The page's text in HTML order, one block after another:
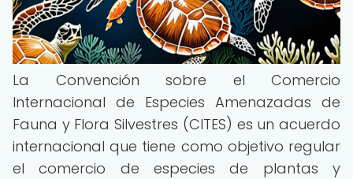
La Convención sobre el Comercio
Internacional de Especies Amenazadas de
Fauna y Flora Silvestres (CITES) es un acuerdo
internacional que tiene como objetivo regular
el comercio de especies de plantas y